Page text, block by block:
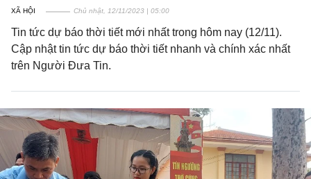
XÃ HỘI Chủ nhật, 12/11/2023 | 05:00
Tin tức dự báo thời tiết mới nhất trong hôm nay (12/11).
Cập nhật tin tức dự báo thời tiết nhanh và chính xác nhất
trên Người Đưa Tin.